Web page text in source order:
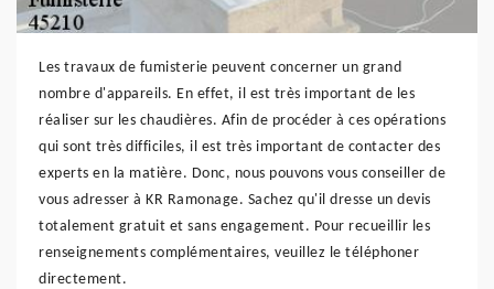
Les travaux de fumisterie peuvent concerner un grand
nombre d'appareils. En effet, il est très important de les
réaliser sur les chaudières. Afin de procéder à ces opérations
qui sont très difficiles, il est très important de contacter des
experts en la matière. Donc, nous pouvons vous conseiller de
vous adresser à KR Ramonage. Sachez qu'il dresse un devis
totalement gratuit et sans engagement. Pour recueillir les
renseignements complémentaires, veuillez le téléphoner
directement.